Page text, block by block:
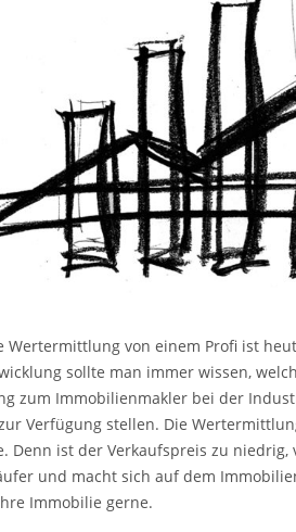
Wertermittlung von einem Profi ist
sollte man immer wissen,
zum Immobilienmakler bei der
Verfügung stellen. Die
Denn ist der Verkaufspreis zu
und macht sich auf dem
Immobilie gerne.